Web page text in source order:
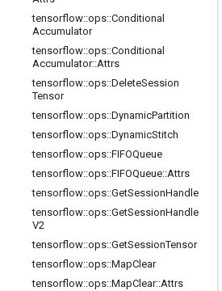
tensorflow::ops::Conditional
Accumulator
tensorflow::ops::Conditional
Accumulator::Attrs
tensorflow::ops::DeleteSession
Tensor
tensorflow::ops::DynamicPartition
tensorflow::ops::DynamicStitch
tensorflow::ops::FIFOQueue
tensorflow::ops::FIFOQueue::Attrs
tensorflow::ops::GetSessionHandle
tensorflow::ops::GetSessionHandle
V2
tensorflow::ops::GetSessionTensor
tensorflow::ops::MapClear
tensorflow::ops::MapClear::Attrs